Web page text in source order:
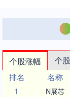
个股涨幅 个
排名
名称
1
N展芯